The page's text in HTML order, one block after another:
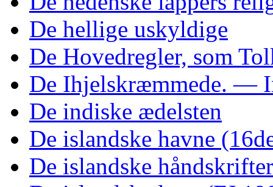
De hellige uskyldige
De Hovedregler, som
De Ihjelskræmmede. —
De indiske ædelsten
De islandske havne
De islandske